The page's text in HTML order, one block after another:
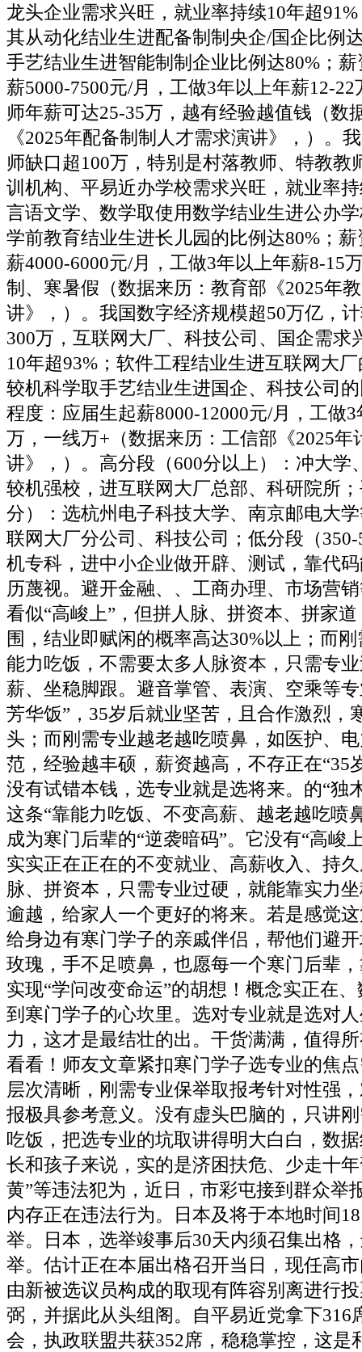
龙头企业需求兴旺，就业率持续10年超
其从动化结业生进配备制制央企/国企比例
手艺结业生进智能制制企业比例达80%；
薪5000-7500元/月，工做3年以上年薪12-
师年薪可达25-35万，越有经验越值钱（数
《2025年配备制制人才需求演讲》，）。
师缺口超100万，特别是村落教师、特教教
训机构、平易近办学校需求兴旺，就业率
言语文学、数学取使用数学结业生进公办
学前教育结业生进长儿园的比例达80%；
薪4000-6000元/月，工做3年以上年薪8-15
制、寒暑假（数据来历：教育部《2025年
讲》，）。我国数字经济规模超50万亿，
300万，互联网大厂、科技公司、国企需求
10年超93%；软件工程结业生进互联网大
较机科学取手艺结业生进国企、科技公司
程度：应届生起薪8000-12000元/月，工做
万，一线万+（数据来历：工信部《2025年
讲》，）。高分段（600分以上）：冲大学
较机强校，进互联网大厂总部、科研院所
分）：选杭州电子科技大学、南京邮电大
联网大厂分公司、科技公司；低分段（
机专科，进中小企业做开辟、测试，靠代
历蔑视。避开金融、、工商办理、市场营
看似“高峻上”，但拼人脉、拼资本、拼家
围，结业即赋闲的概率高达30%以上；而
能力吃饭，不需要太多人脉资本，只需专
薪、坐稳脚跟。避音掌管、表演、空乘等
芳华饭”，35岁后就业坚苦，且合作激烈，
头；而刚需专业越老越吃喷鼻，如医护、
范，经验越丰硕，薪资越高，不存正在“35
没有试错本钱，选专业就是选将来。的“独
这条“靠能力吃饭、不变高薪、越老越吃喷
成为寒门后辈的“逆袭暗码”。它没有“高峻
实实正在正在的不变就业、高薪收入、持
脉、拼资本，只需专业过硬，就能靠实力
逾越，给家人一个更好的将来。若是感觉
给身边有寒门学子的亲戚伴侣，帮他们避
玫瑰，手不足喷鼻，也愿每一个寒门后辈
实现“学问改变命运”的胡想！概念实正在
到寒门学子的心坎里。选对专业就是选对
力，这才是最结壮的出。干货满满，值得
看看！师友文章紧扣寒门学子选专业的焦
层次清晰，刚需专业保举取报考针对性强
报极具参考意义。没有虚头巴脑的，只讲
吃饭，把选专业的坑取讲得明大白白，数
长和孩子来说，实的是济困扶危、少走十
黄”等违法犯为，近日，市彩屯接到群众举
内存正在违法行为。日本及将于本地时间
举。日本，选举竣事后30天内须召集出格
举。估计正在本届出格召开当日，现任高
由新被选议员构成的取现有阵容别离进行
弼，并据此从头组阁。自平易近党拿下316
会，执政联盟共获352席，稳稳掌控，这是